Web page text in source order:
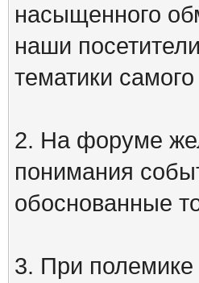
насыщенного
наши
тематики
2. На форуме
понимания
обоснованные
3. При